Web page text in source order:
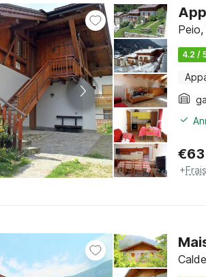
4.2 /
€63
+